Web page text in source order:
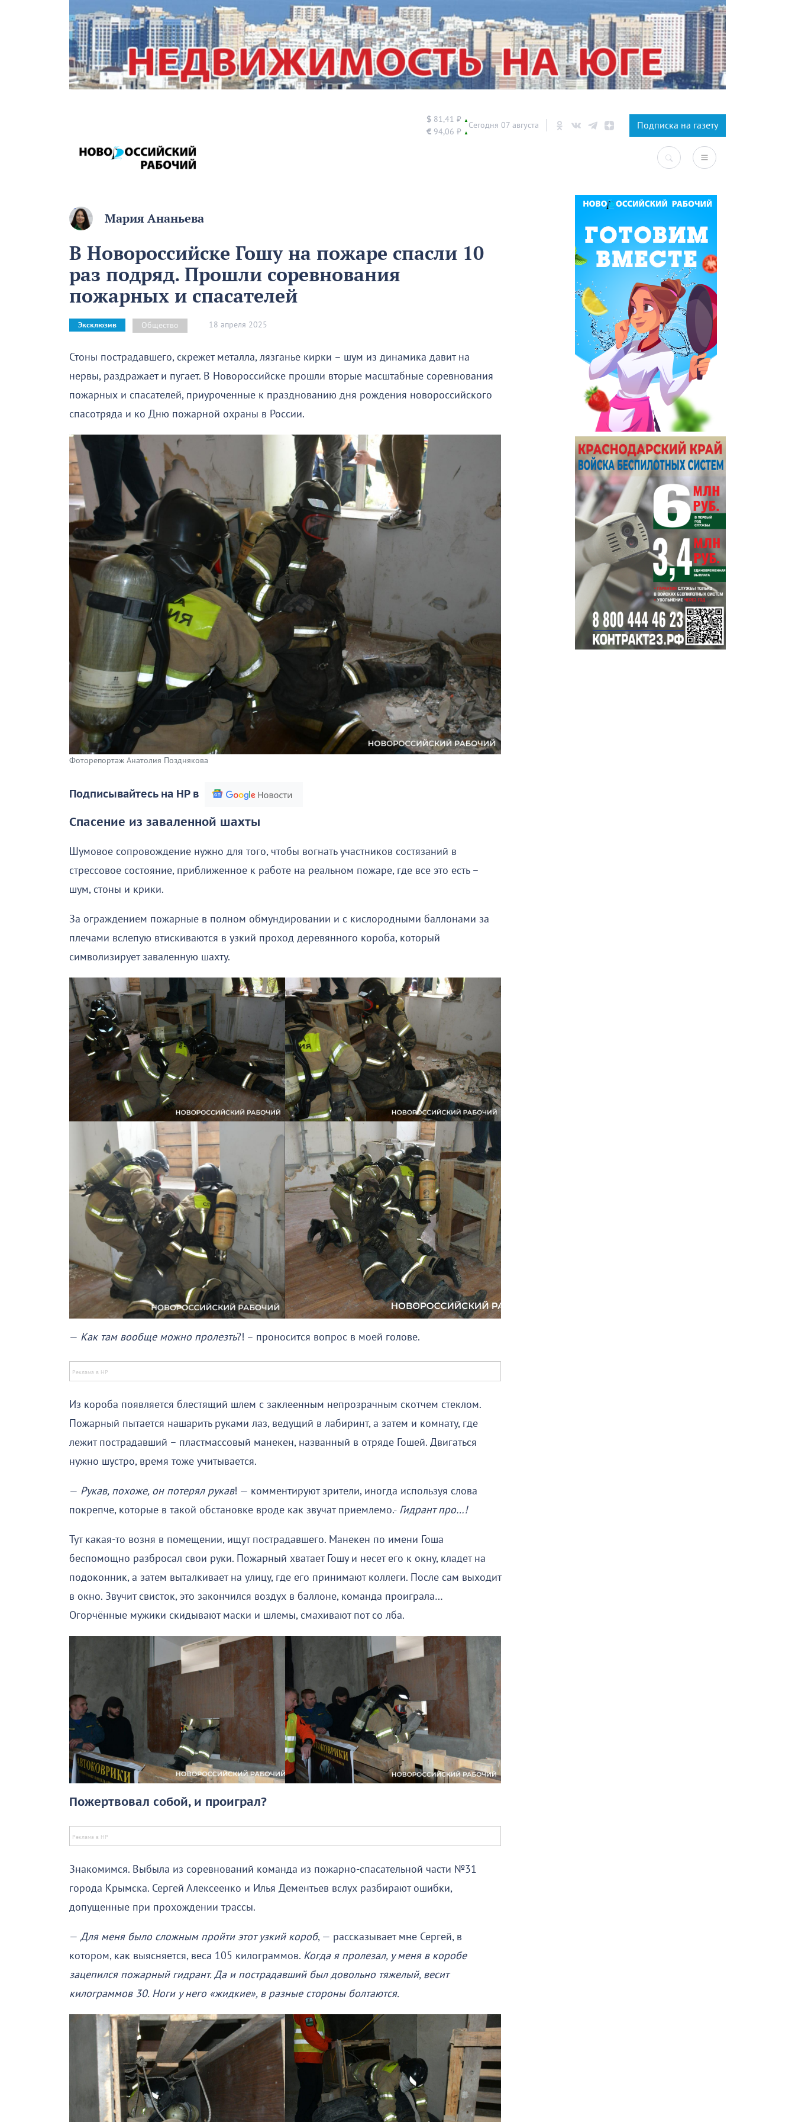
$ 81,41 ₽ ▲
€ 94,06 ₽ ▲
Сегодня 07 августа Подписка на газету
Мария Ананьева
В Новороссийске Гошу на пожаре спасли 10
раз подряд. Прошли соревнования
пожарных и спасателей
Эксклюзив Общество 18 апреля 2025
Стоны пострадавшего, скрежет металла, лязганье кирки – шум из динамика давит на
нервы, раздражает и пугает. В Новороссийске прошли вторые масштабные соревнования
пожарных и спасателей, приуроченные к празднованию дня рождения новороссийского
спасотряда и ко Дню пожарной охраны в России.
Фоторепортаж Анатолия Позднякова
Подписывайтесь на НР в
Спасение из заваленной шахты
Шумовое сопровождение нужно для того, чтобы вогнать участников состязаний в
стрессовое состояние, приближенное к работе на реальном пожаре, где все это есть –
шум, стоны и крики.
За ограждением пожарные в полном обмундировании и с кислородными баллонами за
плечами вслепую втискиваются в узкий проход деревянного короба, который
символизирует заваленную шахту.
— Как там вообще можно пролезть?! – проносится вопрос в моей голове.
Из короба появляется блестящий шлем с заклеенным непрозрачным скотчем стеклом.
Пожарный пытается нашарить руками лаз, ведущий в лабиринт, а затем и комнату, где
лежит пострадавший – пластмассовый манекен, названный в отряде Гошей. Двигаться
нужно шустро, время тоже учитывается.
— Рукав, похоже, он потерял рукав! — комментируют зрители, иногда используя слова
покрепче, которые в такой обстановке вроде как звучат приемлемо.- Гидрант про…!
Тут какая-то возня в помещении, ищут пострадавшего. Манекен по имени Гоша
беспомощно разбросал свои руки. Пожарный хватает Гошу и несет его к окну, кладет на
подоконник, а затем выталкивает на улицу, где его принимают коллеги. После сам выходит
в окно. Звучит свисток, это закончился воздух в баллоне, команда проиграла…
Огорчённые мужики скидывают маски и шлемы, смахивают пот со лба.
Пожертвовал собой, и проиграл?
Знакомимся. Выбыла из соревнований команда из пожарно-спасательной части №31
города Крымска. Сергей Алексеенко и Илья Дементьев вслух разбирают ошибки,
допущенные при прохождении трассы.
— Для меня было сложным пройти этот узкий короб, — рассказывает мне Сергей, в
котором, как выясняется, веса 105 килограммов. Когда я пролезал, у меня в коробе
зацепился пожарный гидрант. Да и пострадавший был довольно тяжелый, весит
килограммов 30. Ноги у него «жидкие», в разные стороны болтаются.